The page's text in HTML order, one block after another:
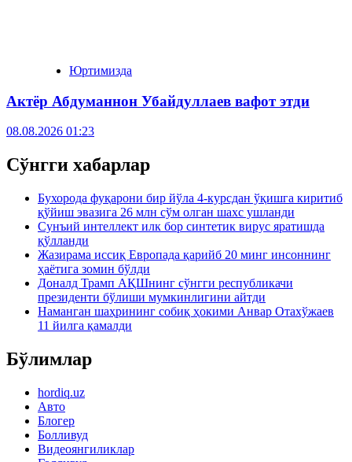
Юртимизда
Актёр Абду­маннон Убайдуллаев вафот этди
08.08.2026 01:23
Сўнгги хабарлар
Бухорода фуқарони бир йўла 4-курсдан ўқишга киритиб
қўйиш эвазига 26 млн сўм олган шахс ушланди
Сунъий интеллект илк бор синтетик вирус яратишда
қўлланди
Жазирама иссиқ Европада қарийб 20 минг инсоннинг
ҳаётига зомин бўлди
Доналд Трамп АҚШнинг сўнгги республикачи
президенти бўлиши мумкинлигини айтди
Наманган шаҳрининг собиқ ҳокими Анвар Отахўжаев
11 йилга қамалди
Бўлимлар
hordiq.uz
Авто
Блогер
Болливуд
Видеоянгиликлар